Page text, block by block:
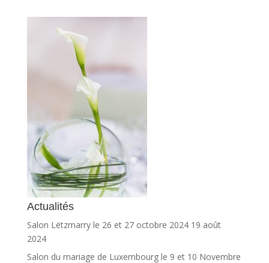
Actualités
Salon Lëtzmarry le 26 et 27 octobre 2024 19 août
2024
Salon du mariage de Luxembourg le 9 et 10 Novembre